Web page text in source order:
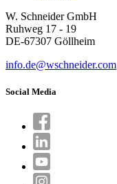
W. Schneider GmbH
Ruhweg 17 - 19
DE-67307 Göllheim
info.de@wschneider.com
Social Media